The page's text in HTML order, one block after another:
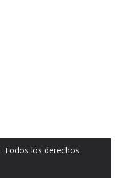
. Todos los derechos